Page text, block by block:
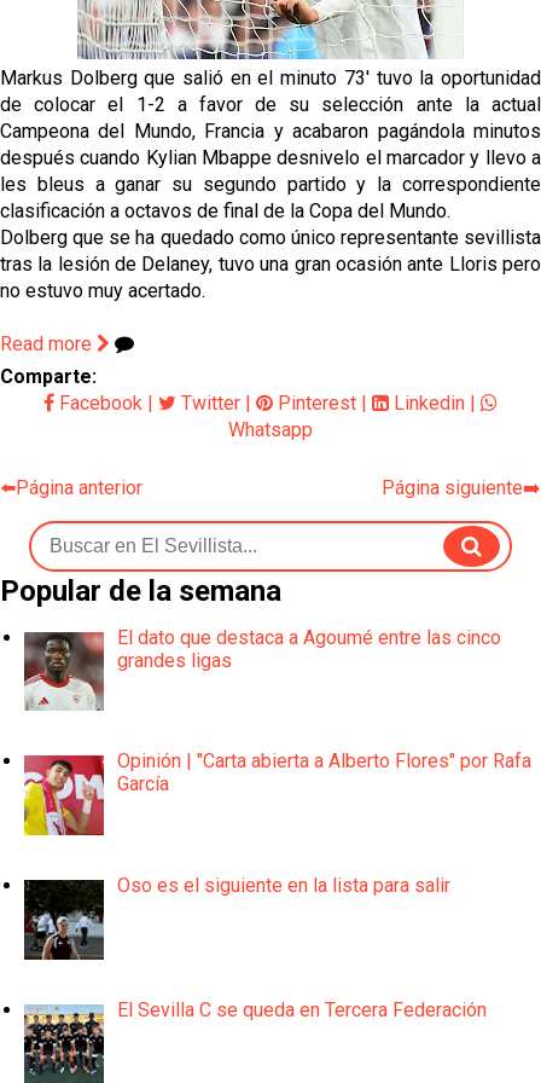
Djibril Sow pone rumbo a Italia para firmar su nuevo
contrato con el Genoa
Kochorashvili, seria opción para reforzar el centro
del campo sevillista
Sow muy cerca de cerrar su traspaso al Genoa
Oso es el siguiente en la lista para salir
Markus Dolberg que salió en el minuto 73' tuvo la oportunidad
de colocar el 1-2 a favor de su selección ante la actual
Campeona del Mundo, Francia y acabaron pagándola minutos
después cuando Kylian Mbappe desnivelo el marcador y llevo a
les bleus a ganar su segundo partido y la correspondiente
clasificación a octavos de final de la Copa del Mundo.
Dolberg que se ha quedado como único representante sevillista
tras la lesión de Delaney, tuvo una gran ocasión ante Lloris pero
no estuvo muy acertado.
Read more
Comparte:
Facebook
Twitter Pinterest Linkedin
Whatsapp
⬅️Página anterior Página siguiente➡️
Popular de la semana
El dato que destaca a Agoumé entre las cinco
grandes ligas
Opinión | "Carta abierta a Alberto Flores" por Rafa
García
Oso es el siguiente en la lista para salir
El Sevilla C se queda en Tercera Federación